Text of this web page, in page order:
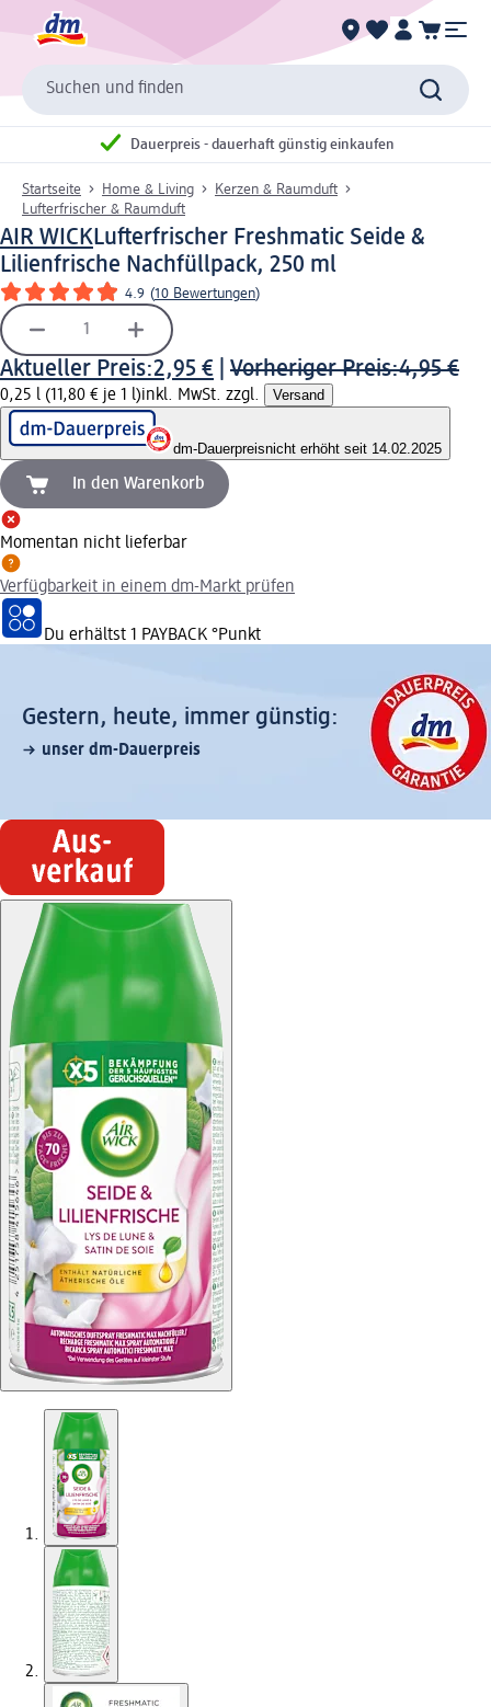
Suchen und finden
Dauerpreis - dauerhaft günstig einkaufen
Startseite Home & Living
Kerzen & Raumduft
Lufterfrischer & Raumduft
AIR WICKLufterfrischer Freshmatic Seide &
Lilienfrische Nachfüllpack, 250 ml
4.9 (10 Bewertungen)
Aktueller Preis:2,95 € Vorheriger Preis:4,95 €
0,25 l (11,80 € je 1 l)inkl. MwSt. zzgl. Versand
dm-Dauerpreisnicht erhöht seit 14.02.2025
In den Warenkorb
Momentan nicht lieferbar
Verfügbarkeit in einem dm-Markt prüfen
Du erhältst 1 PAYBACK °Punkt
Gestern, heute, immer günstig:
unser dm-Dauerpreis